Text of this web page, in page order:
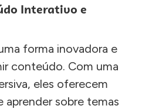
Interativo e
forma inovadora e
conteúdo. Com uma
eles oferecem
aprender sobre temas